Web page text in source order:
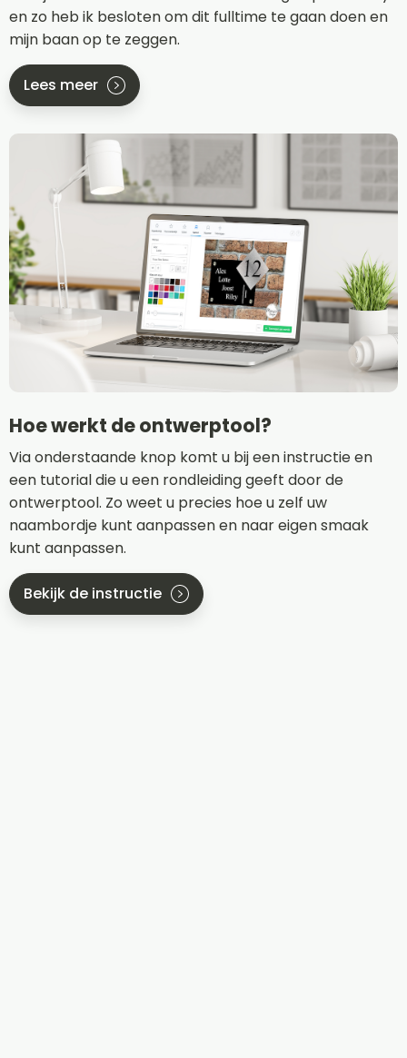
en zo heb ik besloten om dit fulltime te gaan doen en
mijn baan op te zeggen.
Lees meer
Hoe werkt de ontwerptool?
Via onderstaande knop komt u bij een instructie en
een tutorial die u een rondleiding geeft door de
ontwerptool. Zo weet u precies hoe u zelf uw
naambordje kunt aanpassen en naar eigen smaak
kunt aanpassen.
Bekijk de instructie